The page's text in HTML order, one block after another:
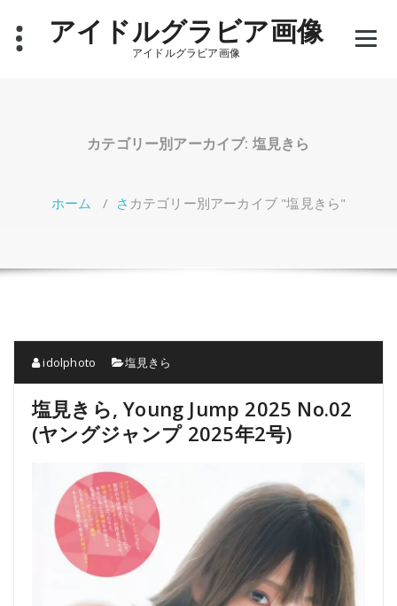
アイドルグラビア画像
アイドルグラビア画像
カテゴリー別アーカイブ: 塩見きら
ホーム / さ カテゴリー別アーカイブ "塩見きら"
idolphoto 塩見きら
塩見きら, Young Jump 2025 No.02
(ヤングジャンプ 2025年2号)